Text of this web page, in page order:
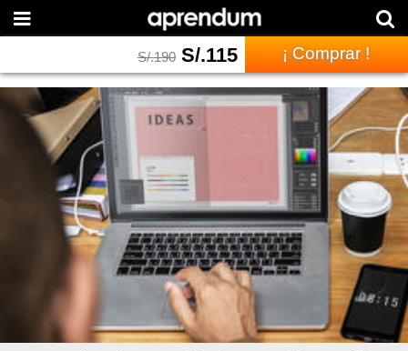
S/.190 S/.115 ¡ Comprar !